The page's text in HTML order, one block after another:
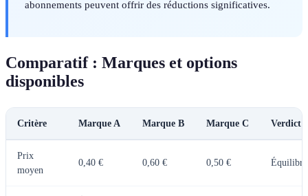
abonnements peuvent offrir des réductions significatives.
Comparatif : Marques et options
disponibles
Critère Marque A Marque B Marque C Verdict
Prix
moyen
0,40 € 0,60 € 0,50 € Équilibré